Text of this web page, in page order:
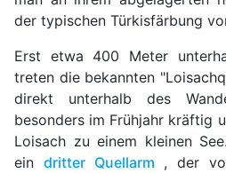
der typischen Türkisfärbung
Erst etwa 400 Meter
treten die bekannten
direkt unterhalb des
besonders im Frühjahr kräftig
Loisach zu einem kleinen
ein dritter Quellarm , der